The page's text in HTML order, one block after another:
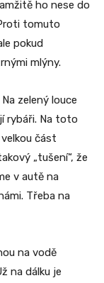
ho nese do
tomuto
pokud
mlýny.
zelený louce
rybáři. Na toto
část
„tušení“, že
v autě na
Třeba na
na vodě
na dálku je